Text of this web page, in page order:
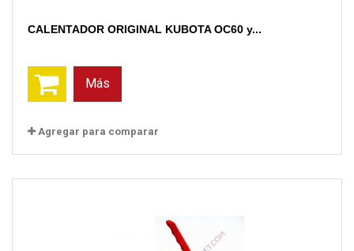
CALENTADOR ORIGINAL KUBOTA OC60 y...
Más
Agregar para comparar